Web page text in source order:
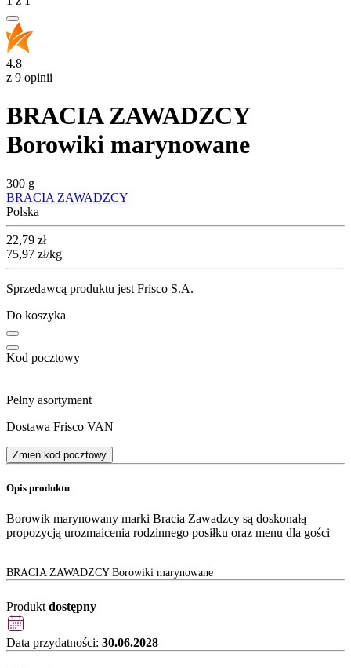
4.8
z 9 opinii
BRACIA ZAWADZCY
Borowiki marynowane
300 g
BRACIA ZAWADZCY
Polska
Cena
22,79 zł
75,97 zł/kg
Sprzedawcą produktu jest Frisco S.A.
Do koszyka
Kod pocztowy
Pełny asortyment
Dostawa Frisco VAN
Zmień kod pocztowy
Opis produktu
Borowik marynowany marki Bracia Zawadzcy są doskonałą
propozycją urozmaicenia rodzinnego posiłku oraz menu dla gości
BRACIA ZAWADZCY Borowiki marynowane
Produkt dostępny
Data przydatności: 30.06.2028